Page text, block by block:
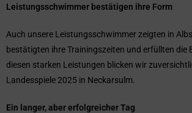
Leistungsschwimmer bestätigen ihre Form
Auch unsere Leistungsschwimmer zeigten in
bestätigten ihre Trainingszeiten und erfüllten die
diesen starken Leistungen blicken wir
Landesspiele 2025 in Neckarsulm.
Ein langer, aber erfolgreicher Tag